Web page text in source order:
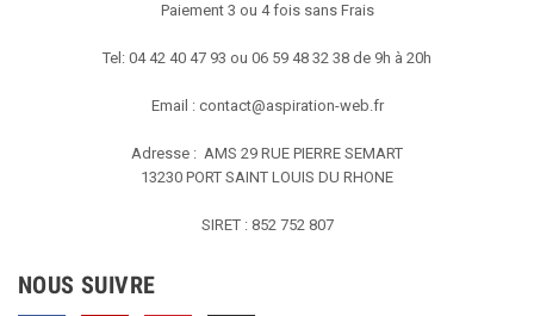
Paiement 3 ou 4 fois sans Frais
Tel: 04 42 40 47 93 ou 06 59 48 32 38 de 9h à 20h
Email : contact@aspiration-web.fr
Adresse : AMS 29 RUE PIERRE SEMART
13230 PORT SAINT LOUIS DU RHONE
SIRET : 852 752 807
NOUS SUIVRE